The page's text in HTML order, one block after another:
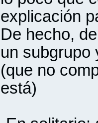
explicación
De hecho,
un subgrupo
(que no
está)